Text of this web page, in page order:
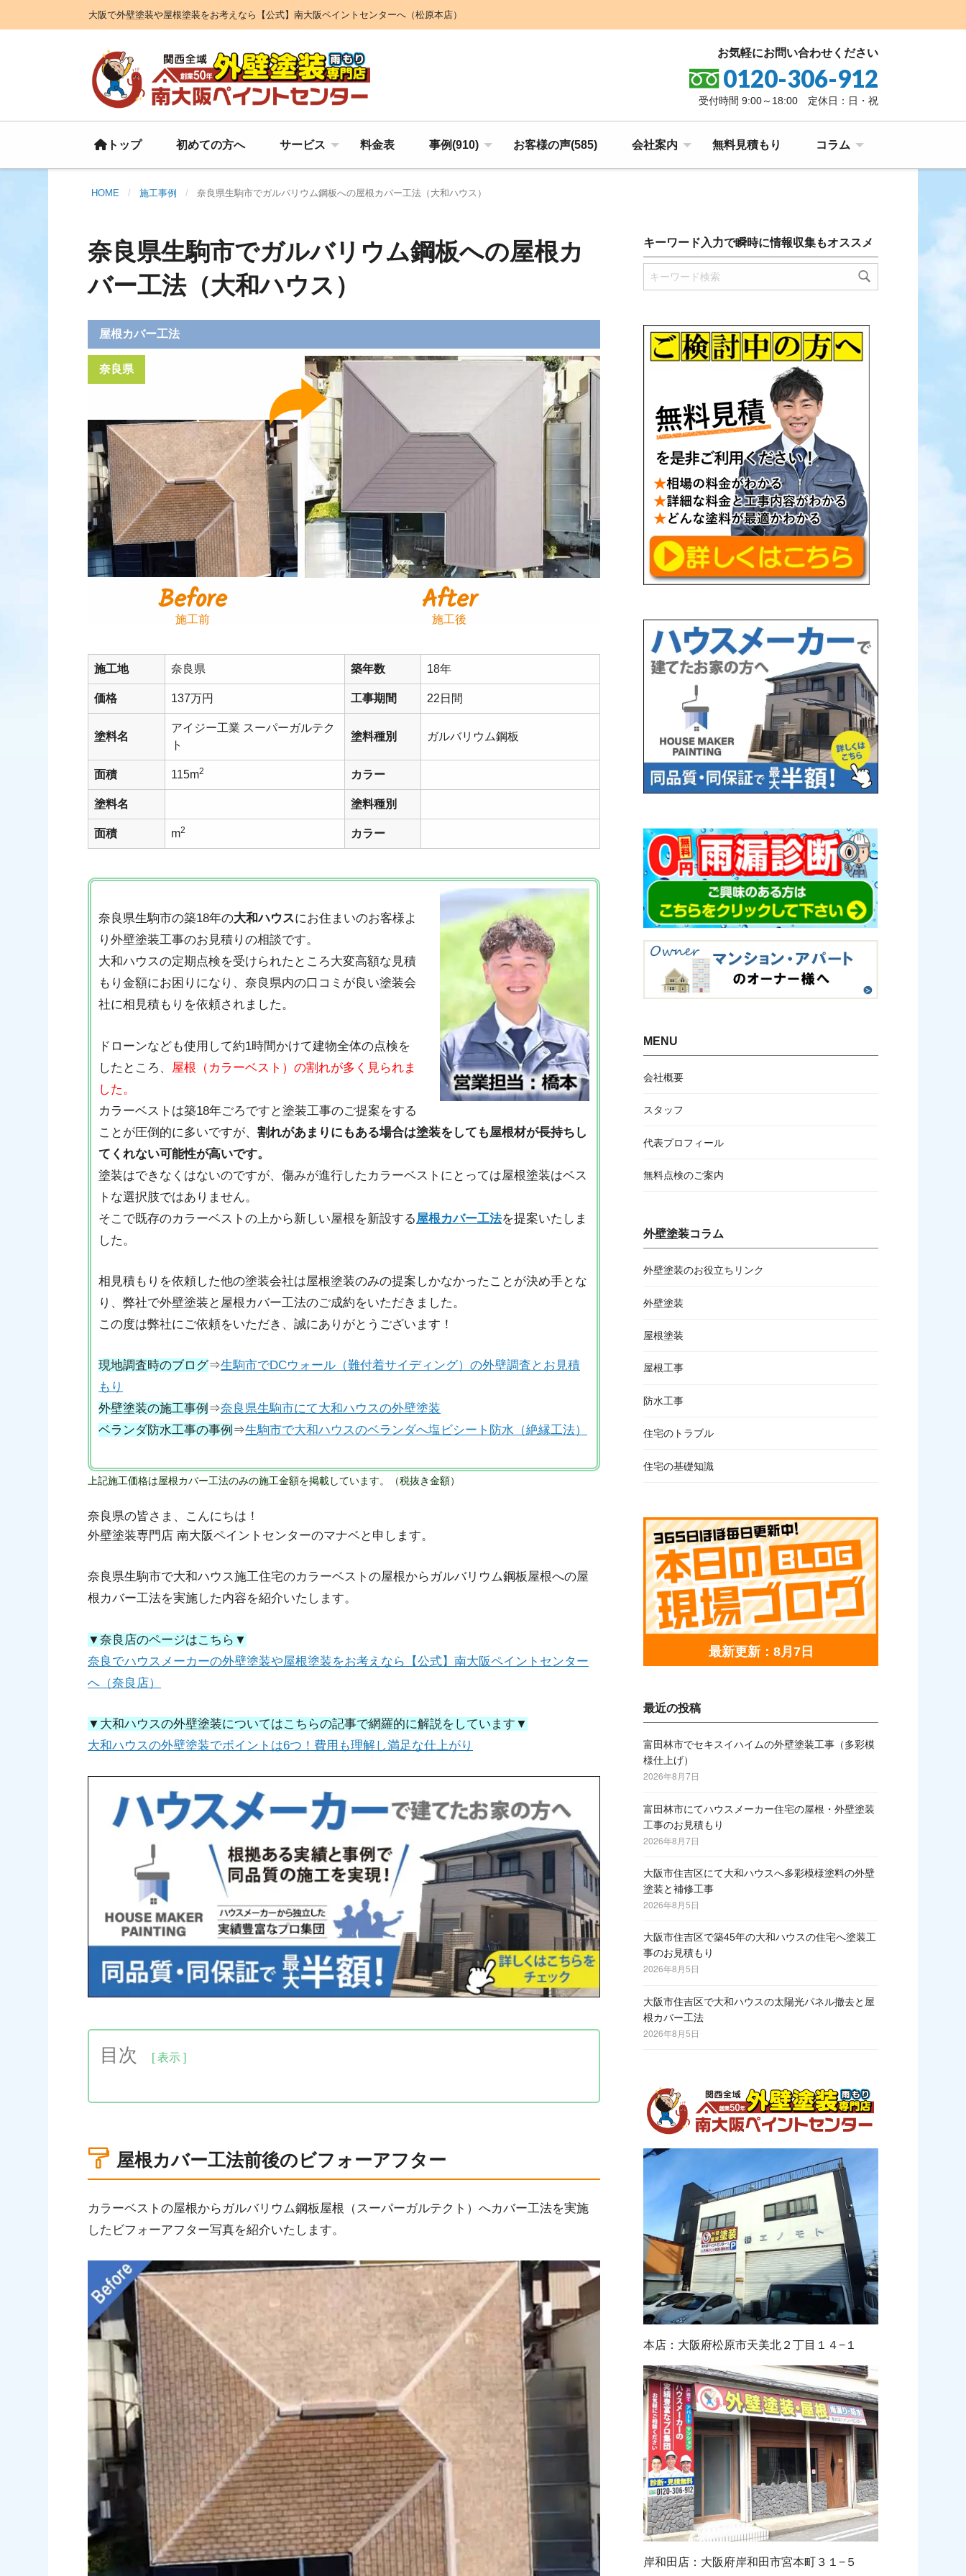
大阪で外壁塗装や屋根塗装をお考えなら【公式】南大阪ペイントセンターへ（松原本店）
お気軽にお問い合わせください
0120-306-912
受付時間 9:00～18:00 定休日：日・祝
トップ 初めての方へ サービス 料金表 事例(910) お客様の声(585) 会社案内 無料見積もり コラム
HOME 施工事例 奈良県生駒市でガルバリウム鋼板への屋根カバー工法（大和ハウス）
奈良県生駒市でガルバリウム鋼板への屋根カ
バー工法（大和ハウス）
屋根カバー工法
奈良県
Before
施工前 After
施工後
施工地 奈良県 築年数 18年
価格 137万円 工事期間 22日間
塗料名
アイジー工業 スーパーガルテク
ト
塗料種別 ガルバリウム鋼板
面積 115m2 カラー
塗料名 塗料種別
面積 m2 カラー
奈良県生駒市の築18年の大和ハウスにお住まいのお客様よ
り外壁塗装工事のお見積りの相談です。
大和ハウスの定期点検を受けられたところ大変高額な見積
もり金額にお困りになり、奈良県内の口コミが良い塗装会
社に相見積もりを依頼されました。
ドローンなども使用して約1時間かけて建物全体の点検を
したところ、
屋根（カラーベスト）の割れが多く見られま
した。
カラーベストは築18年ごろですと塗装工事のご提案をする
ことが圧倒的に多いですが、 割れがあまりにもある場合は塗装をしても屋根材が長持ちし
てくれない可能性が高いです。
塗装はできなくはないのですが、傷みが進行したカラーベストにとっては屋根塗装はベス
トな選択肢ではありません。
そこで既存のカラーベストの上から新しい屋根を新設する屋根カバー工法を提案いたしま
した。
相見積もりを依頼した他の塗装会社は屋根塗装のみの提案しかなかったことが決め手とな
り、弊社で外壁塗装と屋根カバー工法のご成約をいただきました。
この度は弊社にご依頼をいただき、誠にありがとうございます！
現地調査時のブログ⇒生駒市でDCウォール（難付着サイディング）の外壁調査とお見積
もり
外壁塗装の施工事例 ⇒奈良県生駒市にて大和ハウスの外壁塗装
ベランダ防水工事の事例 ⇒生駒市で大和ハウスのベランダへ塩ビシート防水（絶縁工法）
上記施工価格は屋根カバー工法のみの施工金額を掲載しています。 （税抜き金額）
奈良県の皆さま、こんにちは！
外壁塗装専門店 南大阪ペイントセンターのマナベと申します。
奈良県生駒市で大和ハウス施工住宅のカラーベストの屋根からガルバリウム鋼板屋根への屋
根カバー工法を実施した内容を紹介いたします。
▼奈良店のページはこちら▼
奈良でハウスメーカーの外壁塗装や屋根塗装をお考えなら【公式】南大阪ペイントセンター
へ（奈良店）
▼大和ハウスの外壁塗装についてはこちらの記事で網羅的に解説をしています▼
大和ハウスの外壁塗装でポイントは6つ！費用も理解し満足な仕上がり
目次
1.屋根カバー工法前後のビフォーアフター
3.ガルバリウム鋼板への屋根カバー工法を実施
4.屋根カバー工法の完工
屋根カバー工法前後のビフォーアフター
カラーベストの屋根からガルバリウム鋼板屋根（スーパーガルテクト）へカバー工法を実施
したビフォーアフター写真を紹介いたします。
キーワード入力で瞬時に情報収集もオススメ
MENU
会社概要
スタッフ
代表プロフィール
無料点検のご案内
外壁塗装コラム
外壁塗装のお役立ちリンク
外壁塗装
屋根塗装
屋根工事
防水工事
住宅のトラブル
住宅の基礎知識
最新更新：8月7日
最近の投稿
富田林市でセキスイハイムの外壁塗装工事（多彩模
様仕上げ）
2026年8月7日
富田林市にてハウスメーカー住宅の屋根・外壁塗装
工事のお見積もり
2026年8月7日
大阪市住吉区にて大和ハウスへ多彩模様塗料の外壁
塗装と補修工事
2026年8月5日
大阪市住吉区で築45年の大和ハウスの住宅へ塗装工
事のお見積もり
2026年8月5日
大阪市住吉区で大和ハウスの太陽光パネル撤去と屋
根カバー工法
2026年8月5日
本店：大阪府松原市天美北２丁目１４−１
岸和田店：大阪府岸和田市宮本町３１−５